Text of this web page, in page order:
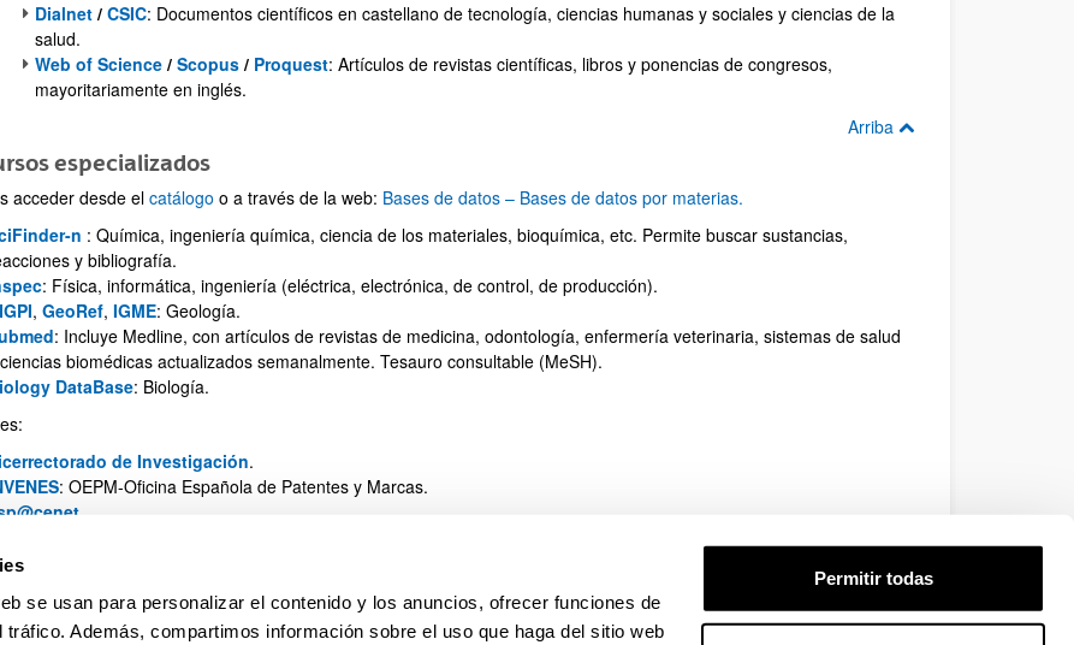
se usan para personalizar el contenido y los anuncios, ofrecer funciones de
Además, compartimos información sobre el uso que haga del sitio web
Permitir todas
Dialnet / CSIC: Documentos científicos en castellano de tecnología, ciencias humanas y sociales y ciencias de la
salud.
Web of Science / Scopus / Proquest: Artículos de revistas científicas, libros y ponencias de congresos,
mayoritariamente en inglés.
Arriba
especializados
acceder desde el catálogo o a través de la web: Bases de datos – Bases de datos por materias.
n : Química, ingeniería química, ciencia de los materiales, bioquímica, etc. Permite buscar sustancias,
y bibliografía.
: Física, informática, ingeniería (eléctrica, electrónica, de control, de producción).
, GeoRef, IGME: Geología.
: Incluye Medline, con artículos de revistas de medicina, odontología, enfermería veterinaria, sistemas de salud
biomédicas actualizados semanalmente. Tesauro consultable (MeSH).
DataBase: Biología.
de Investigación.
: OEPM-Oficina Española de Patentes y Marcas.
Patent Search